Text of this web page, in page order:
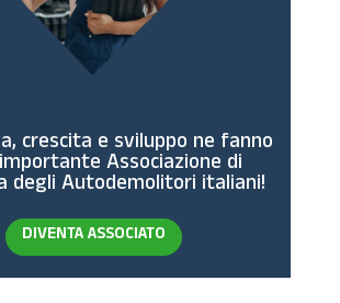
crescita e sviluppo ne fanno
Associazione di
degli Autodemolitori italiani!
DIVENTA ASSOCIATO